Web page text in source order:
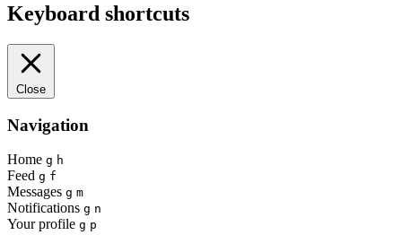
Keyboard shortcuts
Close
Navigation
Home g h
Feed g f
Messages g m
Notifications g n
Your profile g p